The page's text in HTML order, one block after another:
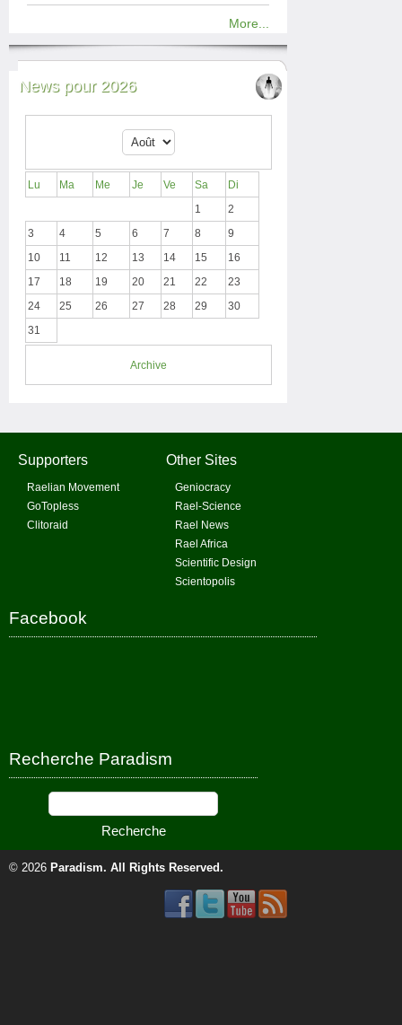
More...
News pour 2026
Lu Ma Me Je Ve Sa
Di
1
2
3
4 5 6 7 8
9
10
11 12 13 14 15
16
17
18 19 20 21 22
23
24
25 26 27 28 29
30
31
Archive
Supporters
Raelian Movement
GoTopless
Clitoraid
Other Sites
Geniocracy
Rael-Science
Rael News
Rael Africa
Scientific Design
Scientopolis
Facebook
Recherche Paradism
© 2026 Paradism. All Rights Reserved.